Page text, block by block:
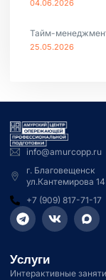
04.06.2026
Тайм-
25.05.2026
info@amurcopp.ru
г. Благовещенск
ул.Кантемирова 14
+7 (909) 817-71-17
Услуги
Интерактивные